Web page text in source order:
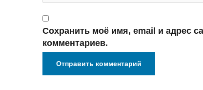
Сохранить моё имя, email и адрес
комментариев.